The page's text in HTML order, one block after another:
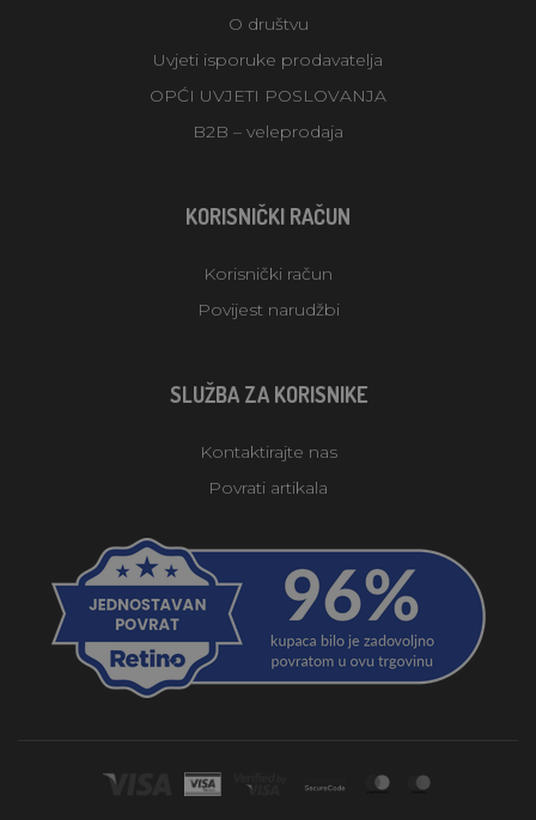
O društvu
Uvjeti isporuke prodavatelja
OPĆI UVJETI POSLOVANJA
B2B – veleprodaja
KORISNIČKI RAČUN
Korisnički račun
Povijest narudžbi
SLUŽBA ZA KORISNIKE
Kontaktirajte nas
Povrati artikala